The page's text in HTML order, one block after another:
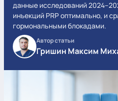
данные исследований
инъекций PRP оптимально, и
гормональными блокадами.
Автор статьи
Гришин Максим